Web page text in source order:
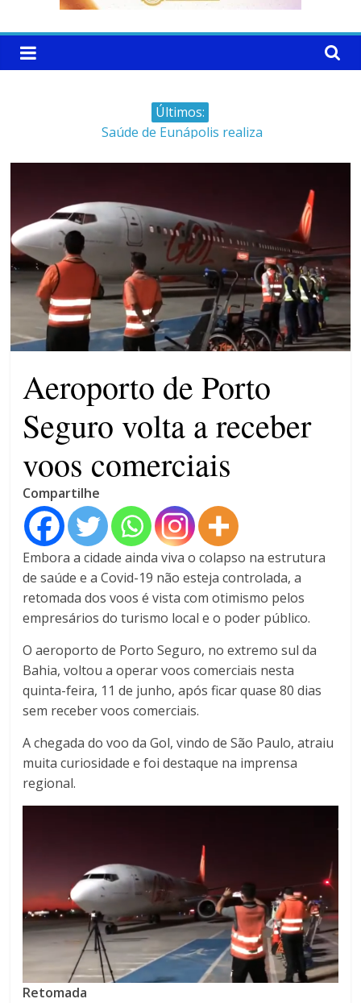
Últimos:
Saúde de Eunápolis realiza
emagrecedoras na mira da
polícia
Faltam 10 dias para a
campanha começar pra valer
Ministro do STJ perde o cargo
por assédio sexual
Patrimônio de Neto Carletto
aumentou cerca de 5.600% em
4 anos
Aeroporto de Porto
Seguro volta a receber
voos comerciais
Compartilhe
Embora a cidade ainda viva o colapso na estrutura
de saúde e a Covid-19 não esteja controlada, a
retomada dos voos é vista com otimismo pelos
empresários do turismo local e o poder público.
O aeroporto de Porto Seguro, no extremo sul da
Bahia, voltou a operar voos comerciais nesta
quinta-feira, 11 de junho, após ficar quase 80 dias
sem receber voos comerciais.
A chegada do voo da Gol, vindo de São Paulo, atraiu
muita curiosidade e foi destaque na imprensa
regional.
Retomada